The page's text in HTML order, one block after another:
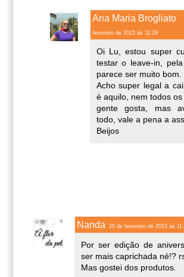
Ana Maria Brogliato
fevereiro de 2015 às 11:29
Oi Lu, estou super
testar o leave-in, pela
parece ser muito bom.
Acho super legal a
é aquilo, nem todos
gente gosta, mas
todo, vale a pena a
Beijos
Nanda 20 de fevereiro de 2015 às
Por ser edição de
ser mais caprichada né!?
Mas gostei dos produtos.